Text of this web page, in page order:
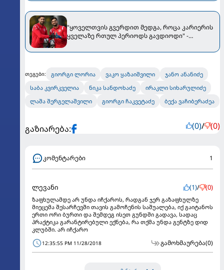
"ყოველთვის გვერდით მედგა, როცა კარიერის
ყველაზე რთულ პერიოდს გავდიოდი" -
თეგები: გიორგი ლორია ვაკო ყაზაიშვილი
ჯანო ანანიძე
საბა კვირკველია
ნიკა სანდოხაძე
ირაკლი სიხარულიძე
ლაშა შერგელაშვილი
გიორგი ჩაკვეტაძე ბექა ვაჩიბერაძეა
გაზიარება: (0)/ (0)
კომენტარები 1
ლევანი (1)/ (0)
ზაფხულამდე არ უნდა იჩქაროს, რადგან ჯერ გაზაფხულზე
მიეცემა შესარჩევში თავის გამოჩენის საშუალება, იქ გაიტანოს
ერთი ორი ბურთი და შემდეგ ისეთ გუნდში გადავა, სადაც
პრაქტიკა გარანტირებული ექნება, რა თქმა უნდა გენტზე დიდ
კლუბში. არ იჩქარო
12:35:55 PM 11/28/2018 გამოხმაურება(0)